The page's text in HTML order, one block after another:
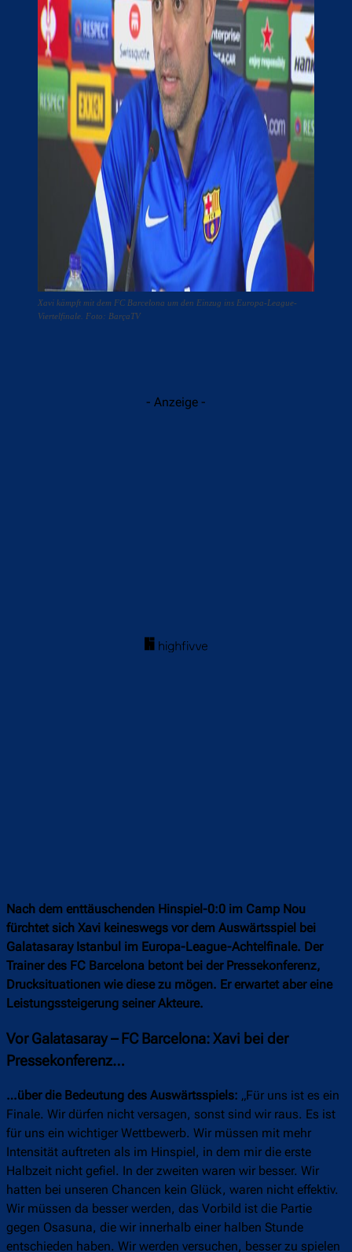
Xavi kämpft mit dem FC Barcelona um den Einzug ins Europa-League-
Viertelfinale. Foto: BarçaTV
- Anzeige -
Nach dem enttäuschenden Hinspiel-0:0 im Camp Nou
fürchtet sich Xavi keineswegs vor dem Auswärtsspiel bei
Galatasaray Istanbul im Europa-League-Achtelfinale. Der
Trainer des FC Barcelona betont bei der Pressekonferenz,
Drucksituationen wie diese zu mögen. Er erwartet aber eine
Leistungssteigerung seiner Akteure.
Vor Galatasaray – FC Barcelona: Xavi bei der
Pressekonferenz…
…über die Bedeutung des Auswärtsspiels: „Für uns ist es ein
Finale. Wir dürfen nicht versagen, sonst sind wir raus. Es ist
für uns ein wichtiger Wettbewerb. Wir müssen mit mehr
Intensität auftreten als im Hinspiel, in dem mir die erste
Halbzeit nicht gefiel. In der zweiten waren wir besser. Wir
hatten bei unseren Chancen kein Glück, waren nicht effektiv.
Wir müssen da besser werden, das Vorbild ist die Partie
gegen Osasuna, die wir innerhalb einer halben Stunde
entschieden haben. Wir werden versuchen, besser zu spielen